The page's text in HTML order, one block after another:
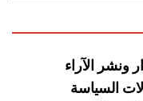
ونشر الآراء
السياسة